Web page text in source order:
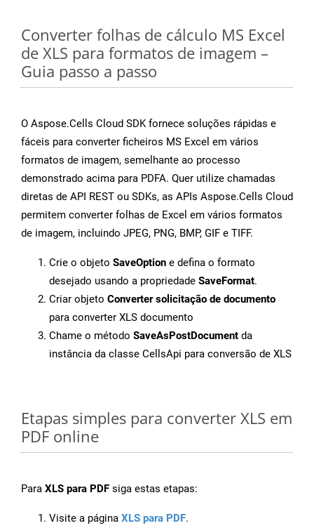
Converter folhas de cálculo MS Excel
de XLS para formatos de imagem –
Guia passo a passo
O Aspose.Cells Cloud SDK fornece soluções rápidas e
fáceis para converter ficheiros MS Excel em vários
formatos de imagem, semelhante ao processo
demonstrado acima para PDFA. Quer utilize chamadas
diretas de API REST ou SDKs, as APIs Aspose.Cells Cloud
permitem converter folhas de Excel em vários formatos
de imagem, incluindo JPEG, PNG, BMP, GIF e TIFF.
Crie o objeto SaveOption e defina o formato
desejado usando a propriedade SaveFormat.
Criar objeto Converter solicitação de documento
para converter XLS documento
Chame o método SaveAsPostDocument da
instância da classe CellsApi para conversão de XLS
Etapas simples para converter XLS em
PDF online
Para XLS para PDF siga estas etapas:
Visite a página XLS para PDF.